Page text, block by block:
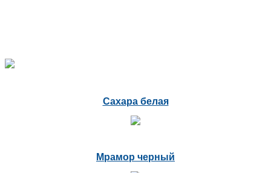
Сахара белая
Мрамор черный